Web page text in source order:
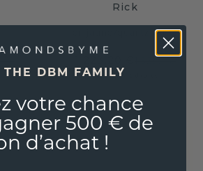
Rick
quartz fumé
Hors TVA & droits
DBM FAMILY
votre chance
500 € de
d’achat !